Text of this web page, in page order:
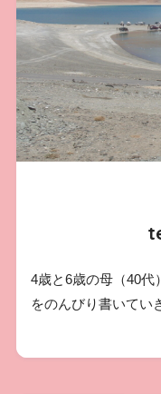
4歳と6歳の母（40代
をのんびり書いてい